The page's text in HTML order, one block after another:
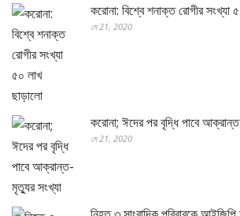
করোনা: বিশ্বে শনাক্ত রোগীর সংখ্যা
মে 21, 2020
করোনা; ঈদের পর বৃদ্ধি পাবে
মে 21, 2020